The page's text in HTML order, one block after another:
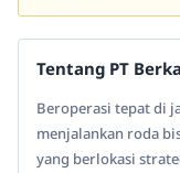
Tentang PT
Beroperasi tepat di
menjalankan roda
yang berlokasi